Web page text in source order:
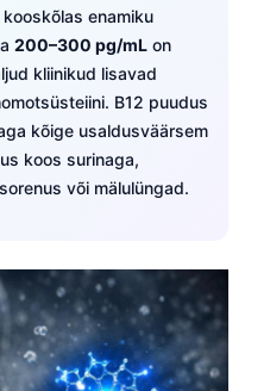
kooskõlas enamiku
200–300 pg/mL on
kliinikud lisavad
B12 puudus
kõige usaldusväärsem
koos surinaga,
või mälulüngad.